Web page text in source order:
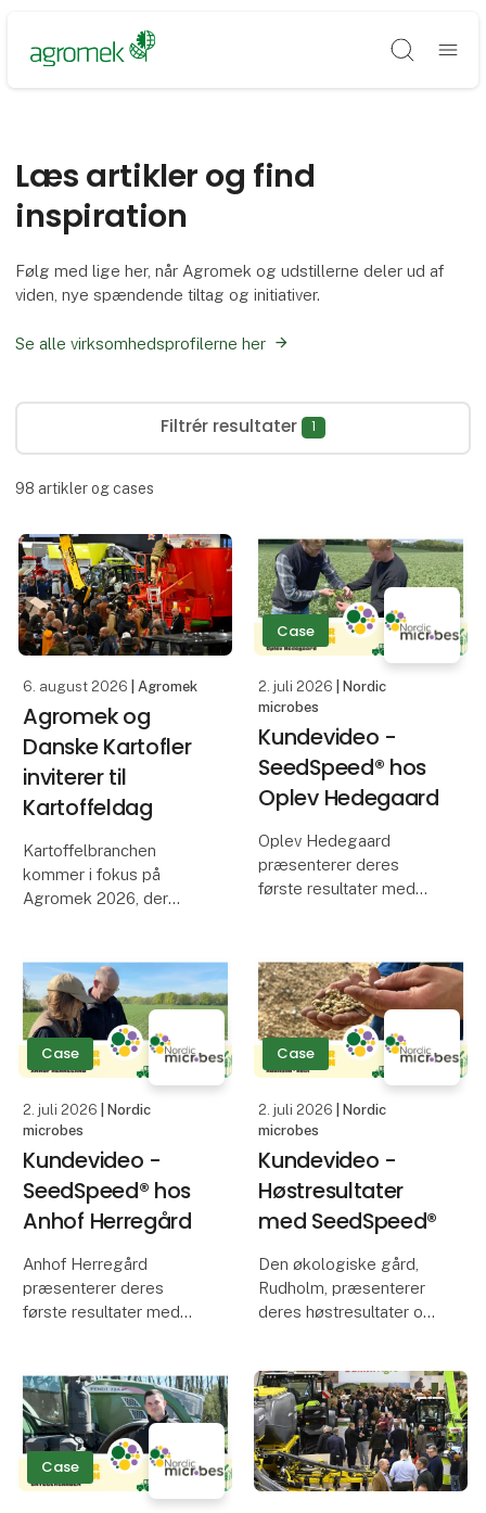
Søg
Læs artikler og find
inspiration
Følg med lige her, når Agromek og udstillerne deler ud af
viden, nye spændende tiltag og initiativer.
Se alle virksomhedsprofilerne her
Filtrér resultater 1
98 artikler og cases
6. august 2026 | Agromek
Agromek og
Danske Kartofler
inviterer til
Kartoffeldag
Kartoffelbranchen
kommer i fokus på
Agromek 2026, der
er resultatet af et nyt
samarbejde mellem
Danske Kartofler og
Nordeuropas største
landbrugsmesse, der
Case
2. juli 2026
| Nordic
microbes
Kundevideo -
SeedSpeed® hos
Oplev Hedegaard
Oplev Hedegaard
præsenterer deres
første resultater med
sæsonen 2024, og
fortæller, hvordan de har
valgt at arbejde videre
med produktet igen i
2025.
Få et indblik i
Case
2. juli 2026
| Nordic
microbes
Kundevideo -
SeedSpeed® hos
Anhof Herregård
Anhof Herregård
præsenterer deres
første resultater med
2025.
Få et indblik i, hvordan
SeedSpeed® har haft en
effekt på hvede, når
driftsleder, Mads Møller
Case
2. juli 2026
| Nordic
microbes
Kundevideo -
Høstresultater
med SeedSpeed®
Den økologiske gård,
Rudholm, præsenterer
deres høstresultater og
med biostimulanten,
SeedSpeed®, fra både
2024 og 2025.
Case